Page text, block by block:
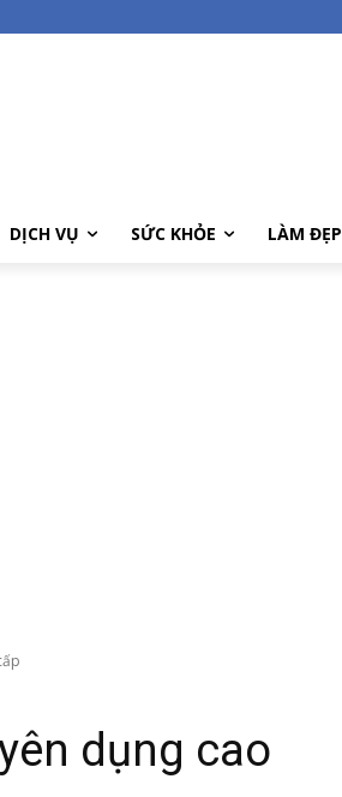
DỊCH VỤ SỨC KHỎE LÀM ĐẸP
dụng cao